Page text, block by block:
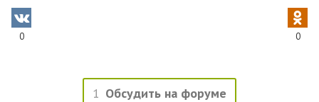
0 0
1 Обсудить на форуме